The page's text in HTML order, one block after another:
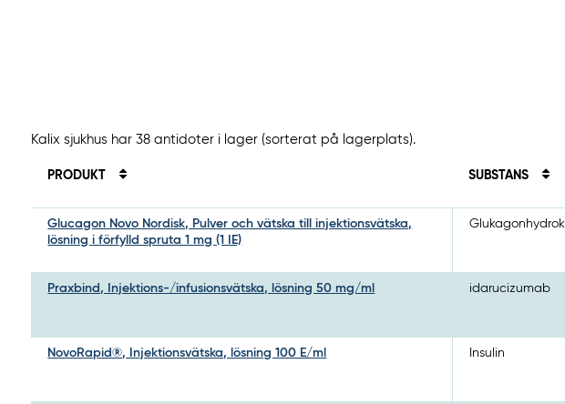
Kalix sjukhus har 38 antidoter i lager (sorterat på lagerplats).
PRODUKT SUBSTANS
Glucagon Novo Nordisk, Pulver och vätska till injektionsvätska,
lösning i förfylld spruta 1 mg (1 IE)
Praxbind, Injektions-/infusionsvätska, lösning 50 mg/ml idarucizumab
NovoRapid®, Injektionsvätska, lösning 100 E/ml Insulin